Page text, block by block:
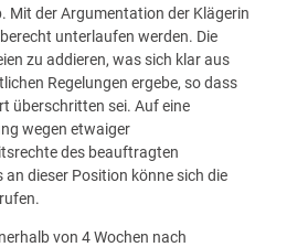
Mit der Argumentation der Klägerin
unterlaufen werden. Die
zu addieren, was sich klar aus
Regelungen ergebe, so dass
überschritten sei. Auf eine
wegen etwaiger
des beauftragten
dieser Position könne sich die
von 4 Wochen nach